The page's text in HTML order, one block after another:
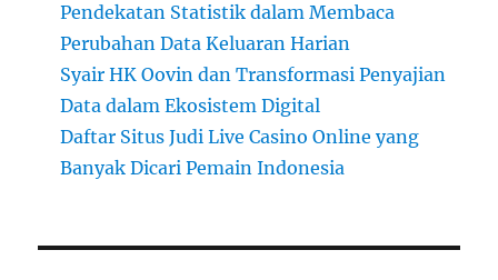
Pendekatan Statistik dalam Membaca
Perubahan Data Keluaran Harian
Syair HK Oovin dan Transformasi Penyajian
Data dalam Ekosistem Digital
Daftar Situs Judi Live Casino Online yang
Banyak Dicari Pemain Indonesia